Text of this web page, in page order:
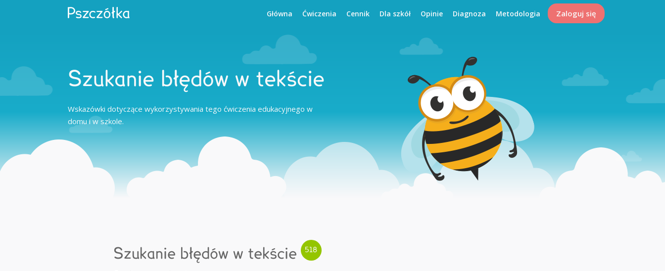
Główna Ćwiczenia Cennik Dla szkół Opinie Diagnoza Metodologia Zaloguj się
Szukanie błędów w tekście
Wskazówki dotyczące wykorzystywania tego ćwiczenia edukacyjnego w
domu i w szkole.
Szukanie błędów w tekście